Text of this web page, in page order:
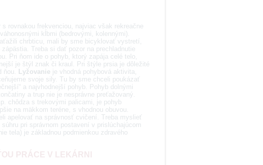
rovnakou frekvenciou, najviac však rekreačne
kĺbmi (bedrovými, kolennými).
chrbticu, mali by sme bicyklovať vystretí,
Treba si dať pozor na prechladnutie
Pri ňom ide o pohyb, ktorý zapája celé telo,
je štýl znak či kraul. Pri štýle prsia je dôležité
Lyžovanie je vhodná pohybová aktivita,
svoje sily. Tu by sme chceli poukázať
a najvhodnejší pohyb. Pohyb dolnými
a trup nie je nesprávne preťažovaný.
chôdza s trekovými palicami, je pohyb
na mäkkom teréne, s vhodnou obuvou.
apelovať na správnosť cvičení. Treba myslieť
pri správnom postavení v prislúchajúcom
tela) je základnou podmienkou zdravého